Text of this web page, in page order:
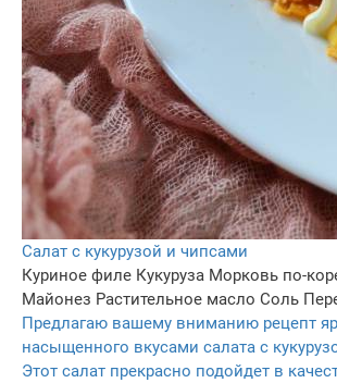
Салат с кукурузой и чипсами
Куриное филе Кукуруза Морковь по-
Майонез Растительное масло Соль
Предлагаю вашему вниманию рецепт
насыщенного вкусами салата с
Этот салат прекрасно подойдет в